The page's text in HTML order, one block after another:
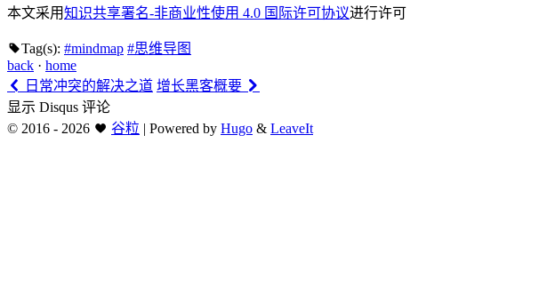
本文采用知识共享署名-非商业性使用 4.0 国际许可协议进行许可
Tag(s): #mindmap #思维导图
back · home
日常冲突的解决之道 增长黑客概要
显示 Disqus 评论
© 2016 - 2026 谷粒 | Powered by Hugo & LeaveIt